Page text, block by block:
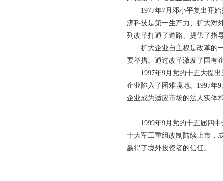
1977年7月邓小平复出开始
济科技是第一生产力、扩大对
列改革打通了道路、提供了指
扩大企业自主权是改革的一
要举措。通过改革激发了国有
1997年9月党的十五大提出
企业陷入了困难境地。1997年
企业成为适应市场的法人实体
1999年9月党的十五届四中
十大军工重组改制陆续上市，
赢得了境外投资者的信任。